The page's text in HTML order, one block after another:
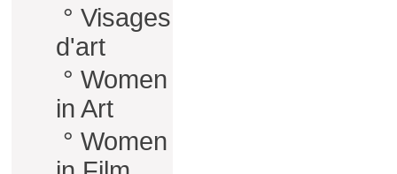
° Visages
d'art
° Women
in Art
° Women